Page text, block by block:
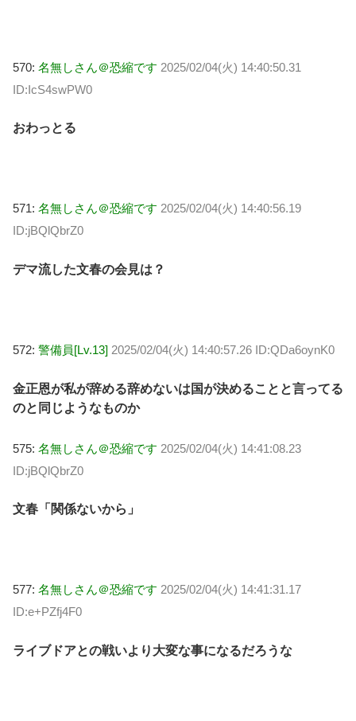
570: 名無しさん＠恐縮です 2025/02/04(火) 14:40:50.31
ID:IcS4swPW0
おわっとる
571: 名無しさん＠恐縮です 2025/02/04(火) 14:40:56.19
ID:jBQlQbrZ0
デマ流した文春の会見は？
572: 警備員[Lv.13] 2025/02/04(火) 14:40:57.26 ID:QDa6oynK0
金正恩が私が辞める辞めないは国が決めることと言ってる
のと同じようなものか
575: 名無しさん＠恐縮です 2025/02/04(火) 14:41:08.23
ID:jBQlQbrZ0
文春「関係ないから」
577: 名無しさん＠恐縮です 2025/02/04(火) 14:41:31.17
ID:e+PZfj4F0
ライブドアとの戦いより大変な事になるだろうな